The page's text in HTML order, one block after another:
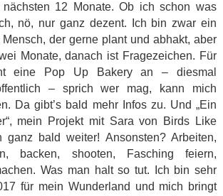
12 Monate. Ob ich schon was
nö, nur ganz dezent. Ich bin zwar ein
der gerne plant und abhakt, aber
Monate, danach ist Fragezeichen. Für
eine Pop Up Bakery an – diesmal
– sprich wer mag, kann mich
Da gibt’s bald mehr Infos zu. Und „Ein
mein Projekt mit Sara von Birds Like
ganz bald weiter! Ansonsten? Arbeiten,
backen, shooten, Fasching feiern,
Was man halt so tut. Ich bin sehr
für mein Wunderland und mich bringt